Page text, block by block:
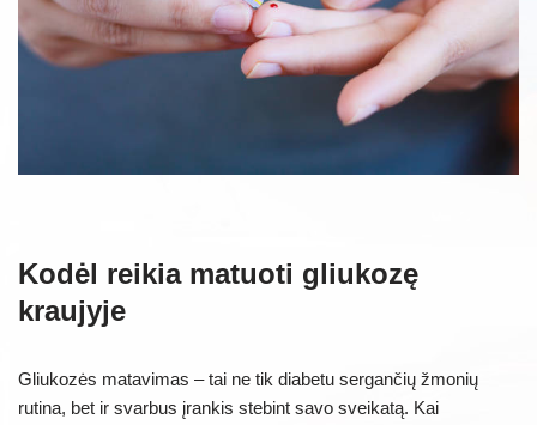
Kodėl reikia matuoti gliukozę
kraujyje
Gliukozės matavimas – tai ne tik diabetu sergančių žmonių
rutina, bet ir svarbus įrankis stebint savo sveikatą. Kai